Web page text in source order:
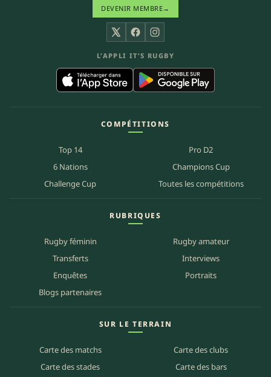
DEVENIR MEMBRE→
X FacebookInstagram
L’APPLI IT’S RUGBY
COMPÉTITIONS
Top 14
Pro D2
6 Nations
Champions Cup
Challenge Cup
Toutes les compétitions
RUBRIQUES
Rugby féminin
Rugby amateur
Transferts
Interviews
Enquêtes
Portraits
Blogs partenaires
SUR LE TERRAIN
Carte des matchs
Carte des clubs
Carte des stades
Carte des bars